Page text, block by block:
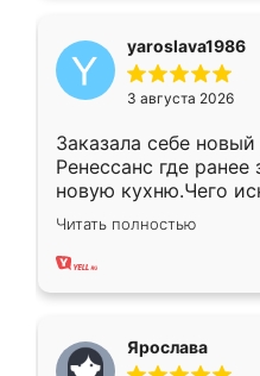
yaroslava1986
3 августа 2026
Заказала себе
Ренессанс где ранее
новую кухню.Чего
вполне довольна.
два года, нареканий
Читать полностью
Ярослава